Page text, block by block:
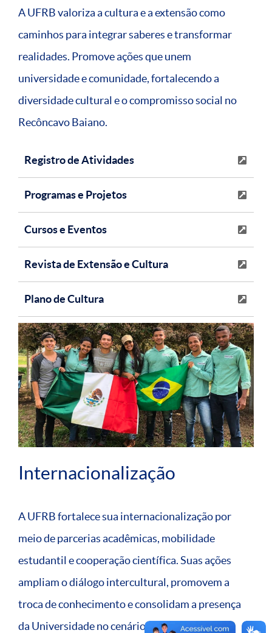
A UFRB valoriza a cultura e a extensão como
caminhos para integrar saberes e transformar
realidades. Promove ações que unem
universidade e comunidade, fortalecendo a
diversidade cultural e o compromisso social no
Recôncavo Baiano.
Registro de Atividades
Programas e Projetos
Cursos e Eventos
Revista de Extensão e Cultura
Plano de Cultura
Internacionalização
A UFRB fortalece sua internacionalização por
meio de parcerias acadêmicas, mobilidade
estudantil e cooperação científica. Suas ações
ampliam o diálogo intercultural, promovem a
troca de conhecimento e consolidam a presença
da Universidade no cenário global.